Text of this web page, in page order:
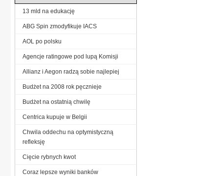
13 mld na edukację
ABG Spin zmodyfikuje IACS
AOL po polsku
Agencje ratingowe pod lupą Komisji
Allianz i Aegon radzą sobie najlepiej
Budżet na 2008 rok pęcznieje
Budżet na ostatnią chwilę
Centrica kupuje w Belgii
Chwila oddechu na optymistyczną
refleksję
Cięcie rybnych kwot
Coraz lepsze wyniki banków